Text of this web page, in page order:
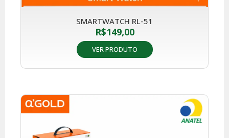
SMARTWATCH RL-51
R$149,00
VER PRODUTO